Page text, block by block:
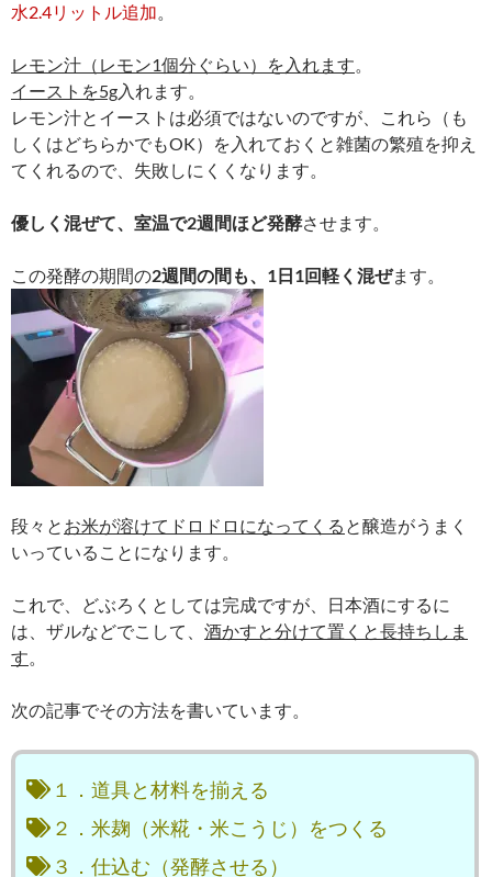
水2.4リットル追加。
レモン汁（レモン1個分ぐらい）を入れます。
イーストを5g入れます。
レモン汁とイーストは必須ではないのですが、これら（も
しくはどちらかでもOK）を入れておくと雑菌の繁殖を抑え
てくれるので、失敗しにくくなります。
優しく混ぜて、室温で2週間ほど発酵させます。
この発酵の期間の2週間の間も、1日1回軽く混ぜます。
段々と お米が溶けてドロドロになってくる と醸造がうまく
いっていることになります。
これで、どぶろくとしては完成ですが、日本酒にするに
は、ザルなどでこして、 酒かすと分けて置くと長持ちしま
す。
次の記事でその方法を書いています。
１．道具と材料を揃える
２．米麹（米糀・米こうじ）をつくる
３．仕込む（発酵させる）